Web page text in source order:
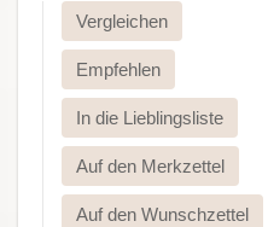
Vergleichen
Empfehlen
In die Lieblingsliste
Auf den Merkzettel
Auf den Wunschzettel